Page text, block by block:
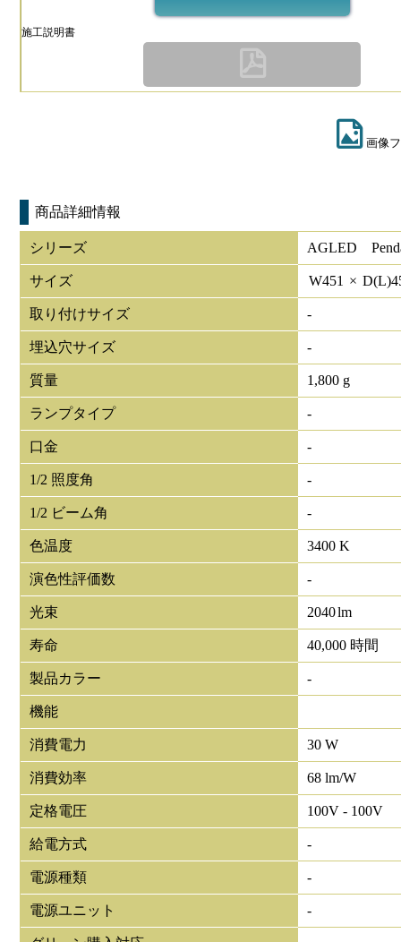
施工説明書
画像
商品詳細情報
シリーズ AGLED
サイズ W451 × D(L)
取り付けサイズ -
埋込穴サイズ -
質量 1,800 g
ランプタイプ -
口金 -
1/2 照度角 -
1/2 ビーム角 -
色温度 3400 K
演色性評価数 -
光束 2040lm
寿命 40,000 時間
製品カラー -
機能
消費電力 30 W
消費効率 68 lm/W
定格電圧 100V - 100V
給電方式 -
電源種類 -
電源ユニット -